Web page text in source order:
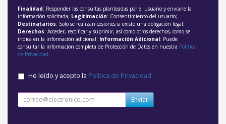
Finalidad: Responder las consultas planteadas por el usuario y enviarle la
información solicitada; Legitimación: Consentimiento del usuario;
Destinatarios: Solo se realizan cesiones si existe una obligación legal;
Derechos: Acceder, rectificar y suprimir, así como otros derechos, como se
indica en la información adicional; Información Adicional: Puede
consultar la información completa de Protección de Datos en nuestra Política
de Privacidad
He leído y acepto la Política de Privacidad.
Enviar